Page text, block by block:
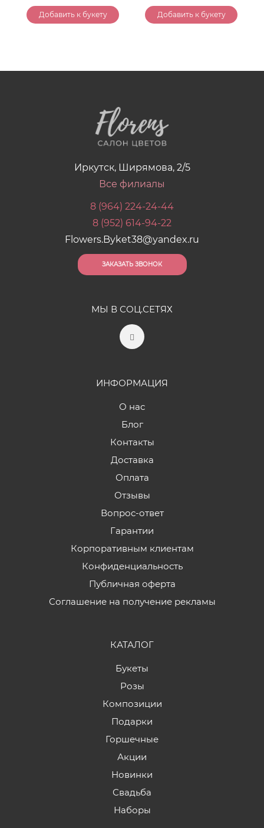
Добавить к букету Добавить к букету
Иркутск, Ширямова, 2/5
Все филиалы
8 (964) 224-24-44
8 (952) 614-94-22
Flowers.Byket38@yandex.ru
ЗАКАЗАТЬ ЗВОНОК
МЫ В СОЦ.СЕТЯХ
ИНФОРМАЦИЯ
О нас
Блог
Контакты
Доставка
Оплата
Отзывы
Вопрос-ответ
Гарантии
Корпоративным клиентам
Конфиденциальность
Публичная оферта
Соглашение на получение рекламы
КАТАЛОГ
Букеты
Розы
Композиции
Подарки
Горшечные
Акции
Новинки
Свадьба
Наборы